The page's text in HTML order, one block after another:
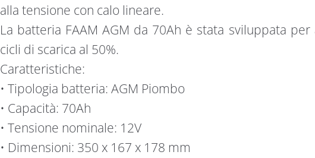
alla tensione con calo lineare.
La batteria FAAM AGM da 70Ah è stata sviluppata
cicli di scarica al 50%.
Caratteristiche:
• Tipologia batteria: AGM Piombo
• Capacità: 70Ah
• Tensione nominale: 12V
• Dimensioni: 350 x 167 x 178 mm